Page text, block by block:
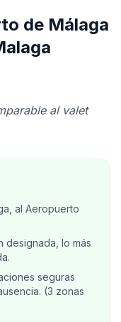
de Málaga
al valet
al Aeropuerto
designada, lo más
seguras
(3 zonas